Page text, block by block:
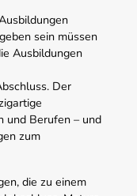
sein müssen
Ausbildungen
Der
und Berufen – und
zum
die zu einem